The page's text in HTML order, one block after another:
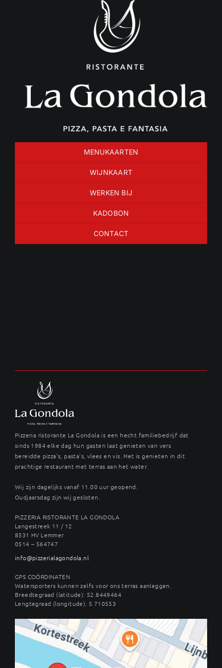
MENUKAARTEN
WIJNKAART
WERKEN BIJ
KADOBON
CONTACT
Pizzeria ristorante La Gondola is een hecht familiebedrijf dat
sinds 1984 elke dag hun gasten laat genieten van vers
bereidde pizza’s, pasta’s, vlees en vis. Het is genieten in dit
prachtige restaurant met terras aan het water.
Wij zijn dagelijks vanaf 11.00 uur geopend.
Oudjaarsdag zijn wij gesloten.
PIZZERIA RISTORANTE LA GONDOLA
Langestreek 11 / 12
8531 HV Lemmer
0514 – 564747
info@pizzerialagondola.nl
GPS COÖRDINATEN
Watersporters kunnen zelfs voor ons terras aanleggen.
Breedtegraad (latitude): 52.8449464
Lengtegraad (longitude): 5.710553